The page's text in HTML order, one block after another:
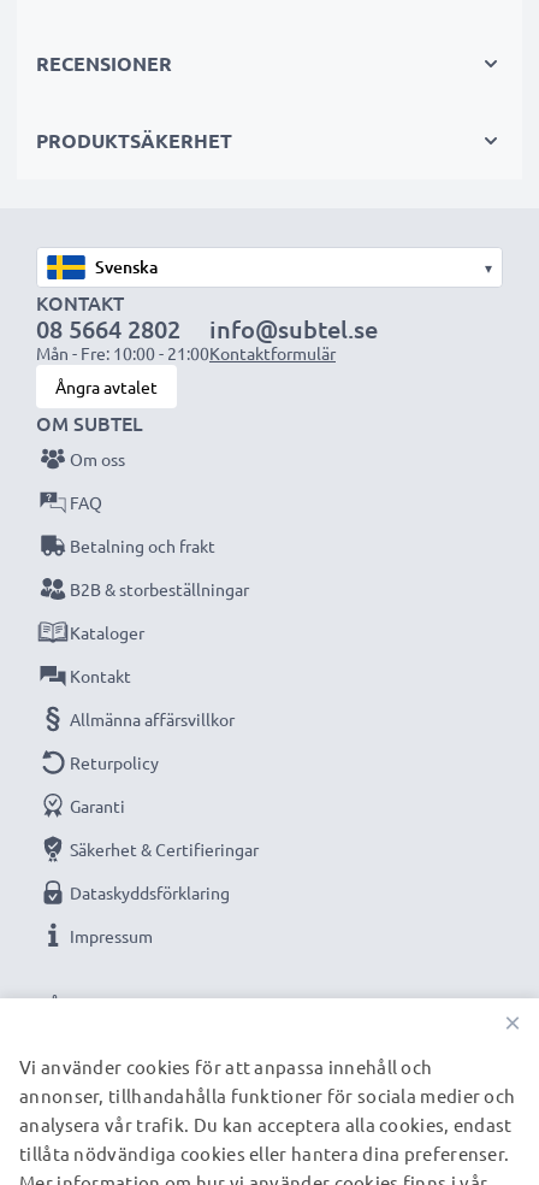
både fotograf och motiv.
• Omedelbar utlösning – välj mellan direkt aktivering
kameras originalfjärrkontroll
Kabellängd:90 cm
Förbättra dina bilder med vår CELLONIC
avtryckare – precisionskontroll för skarpa,
skakfria foton. Beställ nu för snabb leverans och 3
års garanti!
RECENSIONER
PRODUKTSÄKERHET
▾
KONTAKT
08 5664 2802
Mån - Fre: 10:00 - 21:00
info@subtel.se
Kontaktformulär
Ångra avtalet
VÅRA BETALNINGSALTERNATIV
OM SUBTEL
Om oss
FAQ
Betalning och frakt
B2B & storbeställningar
Kataloger
Kontakt
Allmänna affärsvillkor
Returpolicy
Garanti
Säkerhet & Certifieringar
Dataskyddsförklaring
Impressum
VÅRA FRAKTPARTNERS
×
Vi använder cookies för att anpassa innehåll och
annonser, tillhandahålla funktioner för sociala medier och
analysera vår trafik. Du kan acceptera alla cookies, endast
tillåta nödvändiga cookies eller hantera dina preferenser.